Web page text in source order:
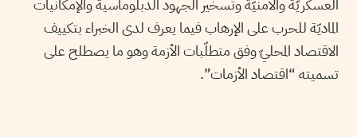
الماديّة للحرب على الإرهاب فيما يعرف لدى الخبراء بتكييف
الاقتصاد المحليّ وفق متطلّبات الأزمة وهو ما يصطلح على
تسميته “اقتصاد الأزمات”.